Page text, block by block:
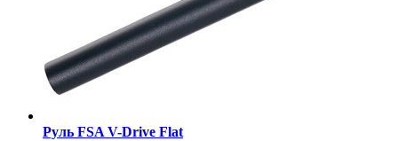
Руль FSA V-Drive Flat